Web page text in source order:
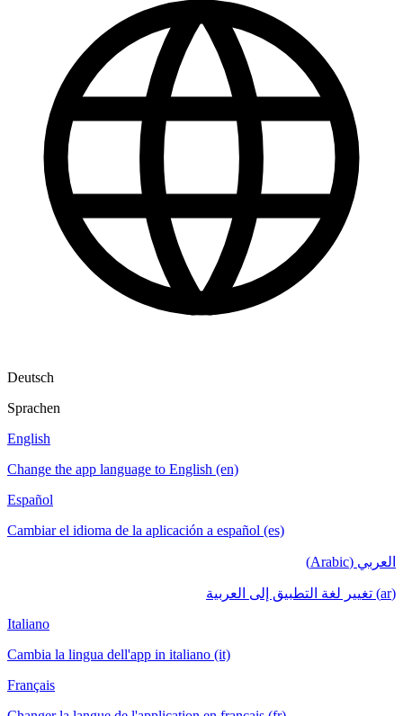
Deutsch
Sprachen
English
Change the app language to English (en)
Español
Cambiar el idioma de la aplicación a español (es)
العربي (Arabic)
(ar) تغيير لغة التطبيق إلى العربية
Italiano
Cambia la lingua dell'app in italiano (it)
Français